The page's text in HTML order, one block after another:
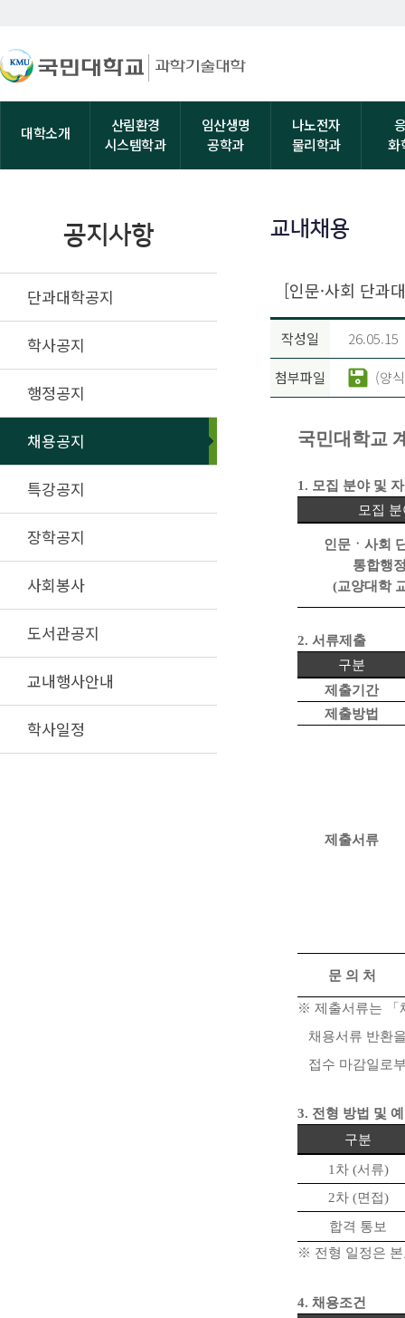
대학소개
산림환경
시스템학과
임산생명
공학과
나노전자
물리학과
화
공지사항
단과대학공지
학사공지
행정공지
채용공지
특강공지
장학공지
사회봉사
도서관공지
교내행사안내
학사일정
교내채용
[인문·사회 단과
작성일 26.05.15
첨부파일 (양
국민대학교
1. 모집 분야 및
모집 분
인문ㆍ사회
통합행
(교양대학
2. 서류제출
구분
제출기간
제출방법
제출서류
문 의 처
※ 제출서류는 「
채용서류 반환
접수 마감일로
3. 전형 방법 및
구분
1차 (서류)
2차 (면접)
합격 통보
※ 전형 일정은
4. 채용조건